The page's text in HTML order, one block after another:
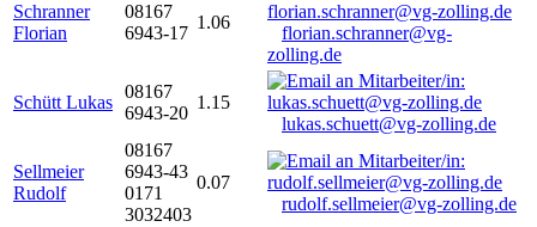
Schranner
Florian
08167
6943-17
1.06
florian.schranner@vg-
zolling.de
Schütt Lukas
08167
6943-20
1.15
lukas.schuett@vg-zolling.de
Sellmeier
Rudolf
08167
6943-43
0171
3032403
0.07
rudolf.sellmeier@vg-zolling.de